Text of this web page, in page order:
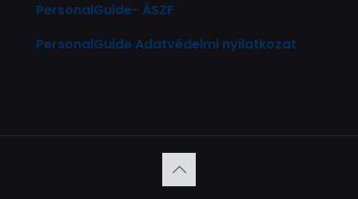
PersonalGuide- ÁSZF
PersonalGuide Adatvédelmi nyilatkozat